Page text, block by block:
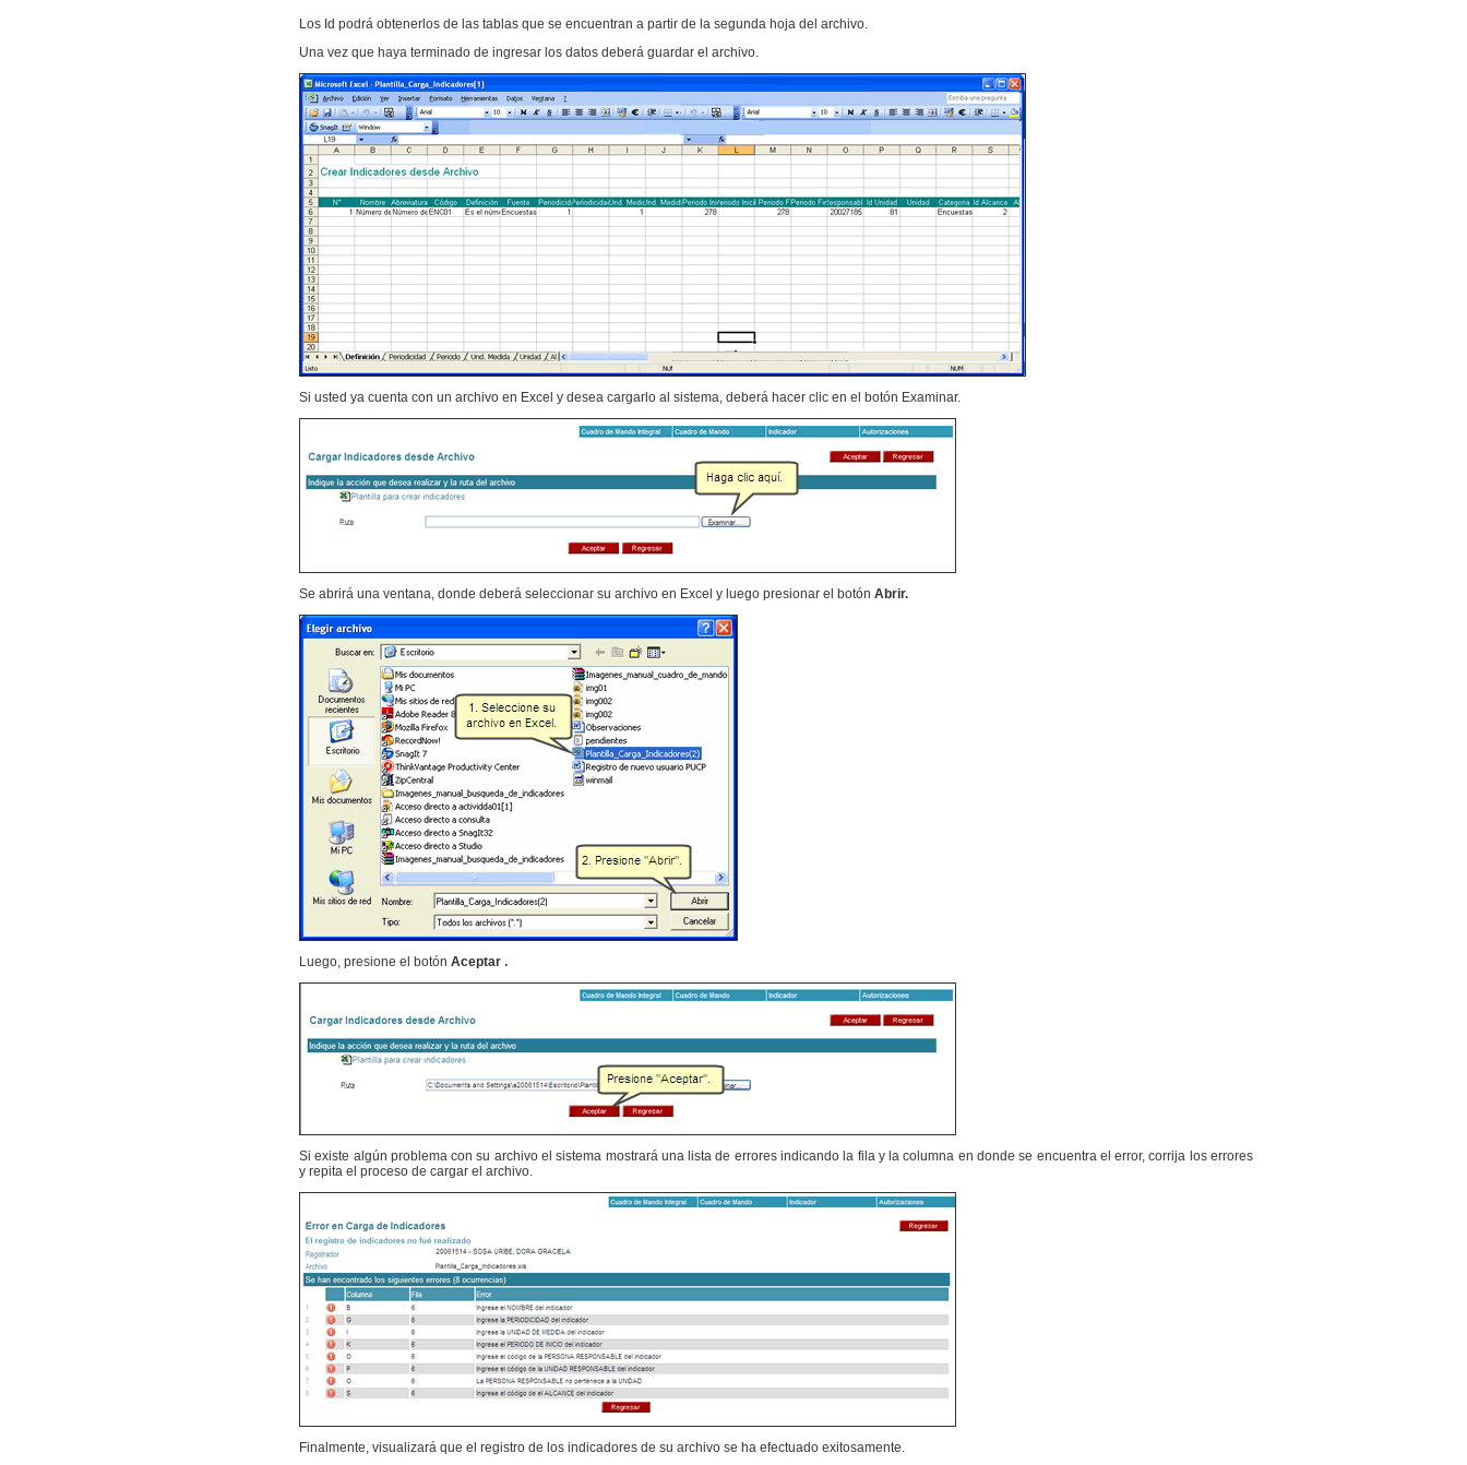
Los Id podrá obtenerlos de las tablas que se encuentran a partir de la segunda hoja del archivo.
Una vez que haya terminado de ingresar los datos deberá guardar el archivo.
Si usted ya cuenta con un archivo en Excel y desea cargarlo al sistema, deberá hacer clic en el botón Examinar.
Se abrirá una ventana, donde deberá seleccionar su archivo en Excel y luego presionar el botón Abrir.
Luego, presione el botón Aceptar .
Si existe algún problema con su archivo el sistema mostrará una lista de errores indicando la fila y la columna en donde se encuentra el error, corrija los errores
y repita el proceso de cargar el archivo.
Finalmente, visualizará que el registro de los indicadores de su archivo se ha efectuado exitosamente.